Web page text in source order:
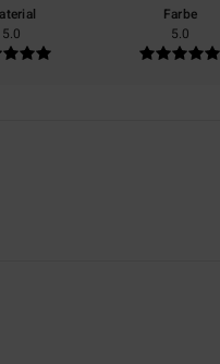
5.0
Farbe
5.0